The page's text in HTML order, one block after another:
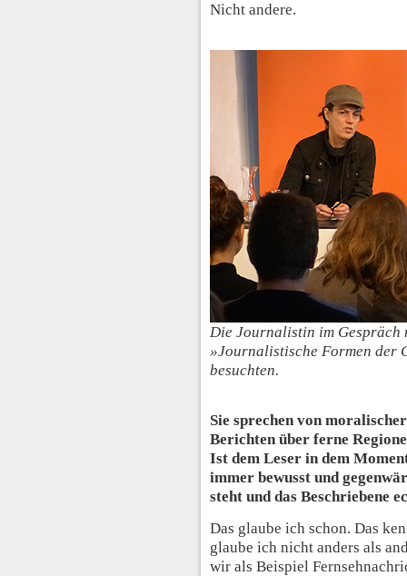
Nicht andere.
Die Journalistin im Gespräch
»Journalistische Formen der
besuchten.
Sie sprechen von
Berichten über ferne
Ist dem Leser in dem
immer bewusst und
steht und das Beschriebene
Das glaube ich schon. Das
glaube ich nicht anders als
wir als Beispiel